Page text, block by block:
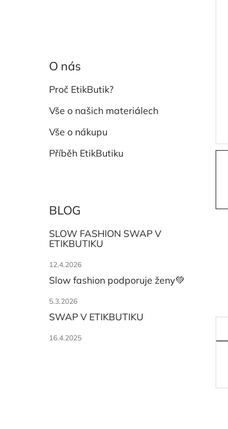
O nás
Proč EtikButik?
Vše o našich materiálech
Vše o nákupu
Příběh EtikButiku
BLOG
SLOW FASHION SWAP V
ETIKBUTIKU
12.4.2026
Slow fashion podporuje ženy💚
5.3.2026
SWAP V ETIKBUTIKU
16.4.2025